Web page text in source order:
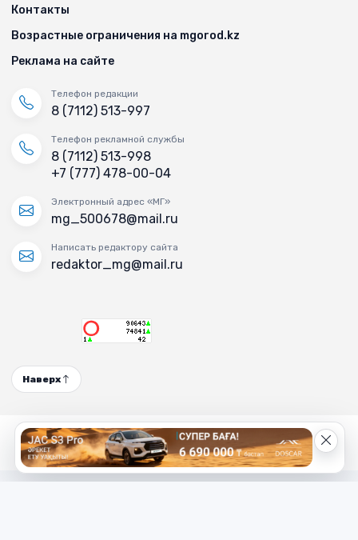
Контакты
Возрастные ограничения на mgorod.kz
Реклама на сайте
Телефон редакции
8 (7112) 513-997
Телефон рекламной службы
8 (7112) 513-998
+7 (777) 478-00-04
Электронный адрес «МГ»
mg_500678@mail.ru
Написать редактору сайта
redaktor_mg@mail.ru
Наверх